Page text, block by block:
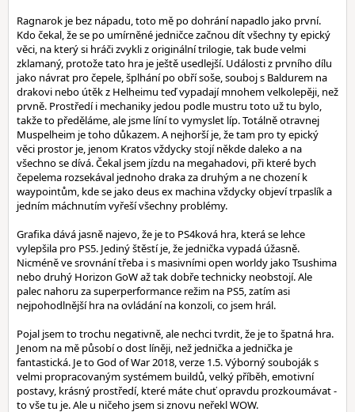
Ragnarok je bez nápadu, toto mě po dohrání napadlo jako první.
Kdo čekal, že se po umírněné jedničce začnou dít všechny ty epický
věci, na který si hráči zvykli z originální trilogie, tak bude velmi
zklamaný, protože tato hra je ještě usedlejší. Události z prvního dílu
jako návrat pro čepele, šplhání po obří soše, souboj s Baldurem na
drakovi nebo útěk z Helheimu teď vypadají mnohem velkolepěji, než
prvně. Prostředí i mechaniky jedou podle mustru toto už tu bylo,
takže to předěláme, ale jsme líní to vymyslet líp. Totálně otravnej
Muspelheim je toho důkazem. A nejhorší je, že tam pro ty epický
věci prostor je, jenom Kratos vždycky stojí někde daleko a na
všechno se dívá. Čekal jsem jízdu na megahadovi, při které bych
čepelema rozsekával jednoho draka za druhým a ne chození k
waypointům, kde se jako deus ex machina vždycky objeví trpaslík a
jedním máchnutím vyřeší všechny problémy.
Grafika dává jasně najevo, že je to PS4ková hra, která se lehce
vylepšila pro PS5. Jediný štěstí je, že jednička vypadá úžasně.
Nicméně ve srovnání třeba i s masivními open worldy jako Tsushima
nebo druhý Horizon GoW až tak dobře technicky neobstojí. Ale
palec nahoru za superperformance režim na PS5, zatím asi
nejpohodlnější hra na ovládání na konzoli, co jsem hrál.
Pojal jsem to trochu negativně, ale nechci tvrdit, že je to špatná hra.
Jenom na mě působí o dost líněji, než jednička a jednička je
fantastická. Je to God of War 2018, verze 1.5. Výborný souboják s
velmi propracovaným systémem buildů, velký příběh, emotivní
postavy, krásný prostředí, které máte chuť opravdu prozkoumávat -
to vše tu je. Ale u ničeho jsem si znovu neřekl WOW.